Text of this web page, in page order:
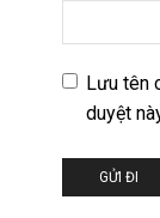
Lưu tên
duyệt